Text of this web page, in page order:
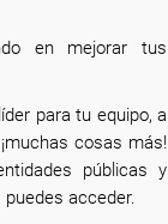
en mejorar tus
para tu equipo, a
cosas más!
públicas y
acceder.